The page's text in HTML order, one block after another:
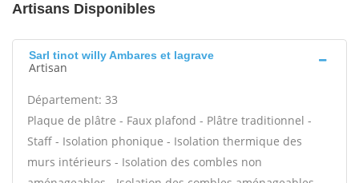
Artisans Disponibles
Sarl tinot willy Ambares et lagrave
Artisan
Département: 33
Plaque de plâtre - Faux plafond - Plâtre traditionnel -
Staff - Isolation phonique - Isolation thermique des
murs intérieurs - Isolation des combles non